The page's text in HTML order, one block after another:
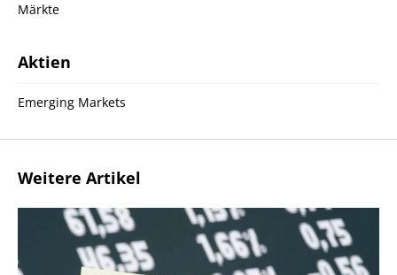
Märkte
Aktien
Emerging Markets
Weitere Artikel